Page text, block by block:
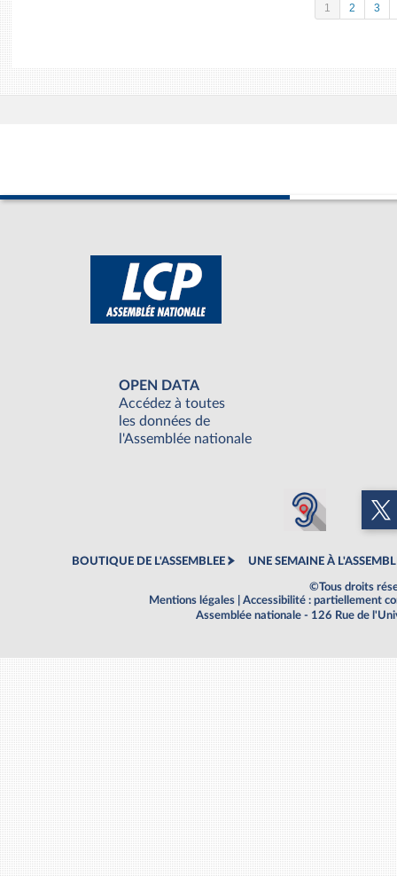
1 2 3
OPEN DATA
Accédez à toutes
les données de
l'Assemblée nationale
BOUTIQUE DE L'ASSEMBLEE UNE SEMAINE À
©Tous droits
Mentions légales
Accessibilité : partiellement
Assemblée nationale - 126 Rue de